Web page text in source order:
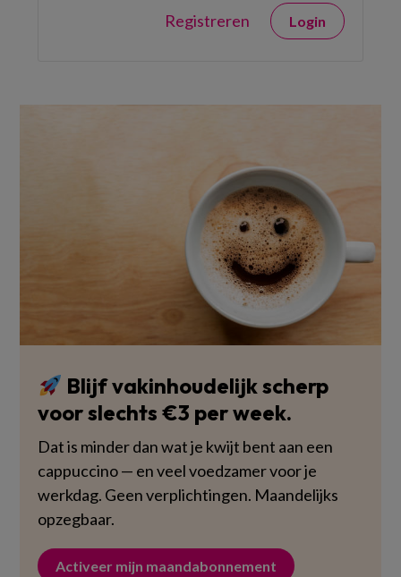
Registreren Login
Blijf vakinhoudelijk scherp
voor slechts €3 per week.
Dat is minder dan wat je kwijt bent aan een
cappuccino — en veel voedzamer voor je
werkdag. Geen verplichtingen. Maandelijks
opzegbaar.
Activeer mijn maandabonnement